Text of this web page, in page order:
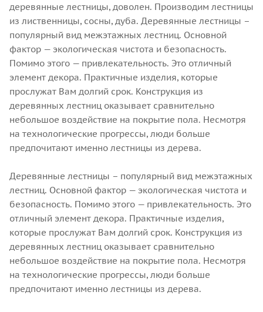
деревянные лестницы, доволен. Производим лестницы
из лиственницы, сосны, дуба. Деревянные лестницы –
популярный вид межэтажных лестниц. Основной
фактор — экологическая чистота и безопасность.
Помимо этого — привлекательность. Это отличный
элемент декора. Практичные изделия, которые
прослужат Вам долгий срок. Конструкция из
деревянных лестниц оказывает сравнительно
небольшое воздействие на покрытие пола. Несмотря
на технологические прогрессы, люди больше
предпочитают именно лестницы из дерева.
Деревянные лестницы – популярный вид межэтажных
лестниц. Основной фактор — экологическая чистота и
безопасность. Помимо этого — привлекательность. Это
отличный элемент декора. Практичные изделия,
которые прослужат Вам долгий срок. Конструкция из
деревянных лестниц оказывает сравнительно
небольшое воздействие на покрытие пола. Несмотря
на технологические прогрессы, люди больше
предпочитают именно лестницы из дерева.